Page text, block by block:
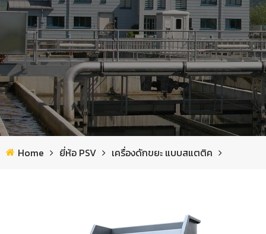
เกี่ยวกับเรา
ข่าวสาร
ผลงาน
รายการสินค้า
ยี่ห้อ Saltec
อุปกรณ์ทำข้นตะกอนสลัดจ์
สถานีเท พอลิเมอร์
ยี่ห้อ CRI-MAN
เครื่องอบฆ่าเชื้อที่ลองนอนสัตว์
ใบกวนผสม
ยี่ห้อ PSV
เครื่องดักขยะ แบบสแตติค
ยี่ห้อ VA TEKNIK
ผลงาน
ดาวน์โหลด
Home ยี่ห้อ PSV เครื่องดักขยะ แบบสแตติค